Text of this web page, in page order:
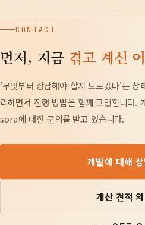
문제없습니다. 실현하고 싶은
터의 제안도 가능합니다.
CONTACT
먼저, 지금 겪고 계신
'무엇부터 상담해야 할지 모르겠다'는 상
리하면서 진행 방법을 함께 고민합니다.
sora에 대한 문의를 받고 있습니다.
개발에 대해
개산 견적